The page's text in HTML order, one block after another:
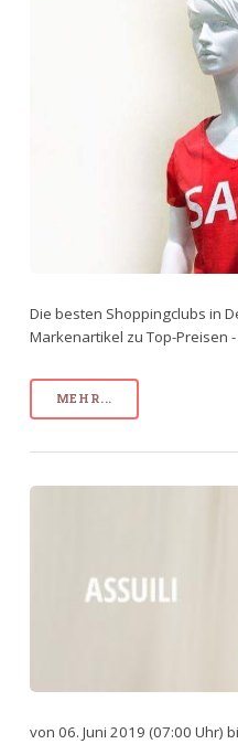
Die besten Shoppingclubs in
Markenartikel zu Top-Preisen
MEHR...
von 06. Juni 2019 (07:00 Uhr)